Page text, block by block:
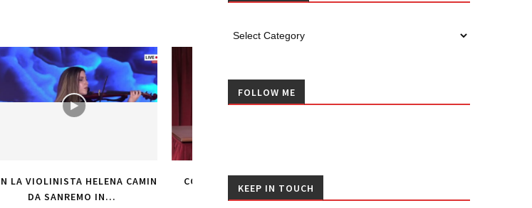
CON ROBERTO VANNACCI DAL
TEATRO DEL CASINÒ DI...
APPRODANO A SANREMO IN...
AL POTERE, DA...
FOLLOW ME
KEEP IN TOUCH